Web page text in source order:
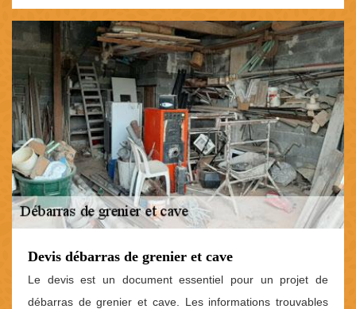
Devis débarras de grenier et cave
Le devis est un document essentiel pour un projet de
débarras de grenier et cave. Les informations trouvables